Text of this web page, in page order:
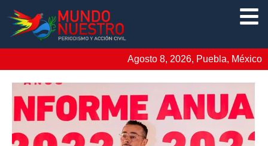
Agosto 8, 2026, Puebla, México